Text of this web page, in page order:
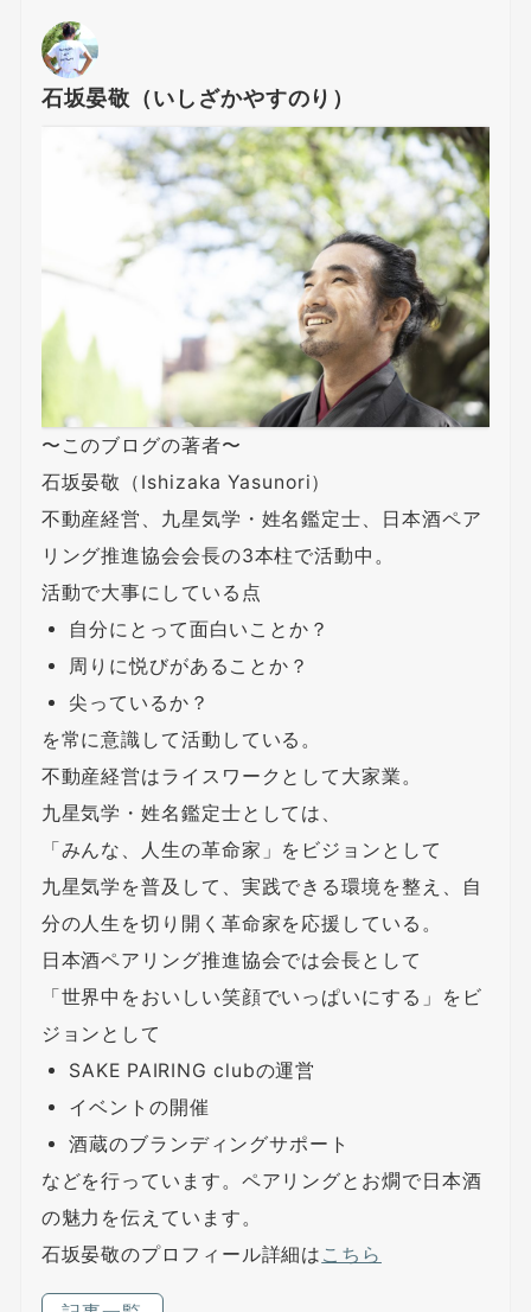
石坂晏敬（いしざかやすのり）
〜このブログの著者〜
石坂晏敬（Ishizaka Yasunori）
不動産経営、九星気学・姓名鑑定士、日本酒ペア
リング推進協会会長の3本柱で活動中。
活動で大事にしている点
自分にとって面白いことか？
周りに悦びがあることか？
尖っているか？
を常に意識して活動している。
不動産経営はライスワークとして大家業。
九星気学・姓名鑑定士としては、
「みんな、人生の革命家」をビジョンとして
九星気学を普及して、実践できる環境を整え、自
分の人生を切り開く革命家を応援している。
日本酒ペアリング推進協会では会長として
「世界中をおいしい笑顔でいっぱいにする」をビ
ジョンとして
SAKE PAIRING clubの運営
イベントの開催
酒蔵のブランディングサポート
などを行っています。ペアリングとお燗で日本酒
の魅力を伝えています。
石坂晏敬のプロフィール詳細は こちら